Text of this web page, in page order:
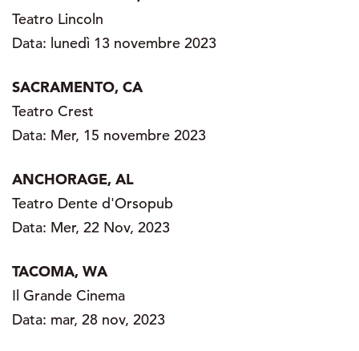
Teatro Lincoln
Data: lunedì 13 novembre 2023
SACRAMENTO, CA
Teatro Crest
Data: Mer, 15 novembre 2023
ANCHORAGE, AL
Teatro Dente d'Orsopub
Data: Mer, 22 Nov, 2023
TACOMA, WA
Il Grande Cinema
Data: mar, 28 nov, 2023